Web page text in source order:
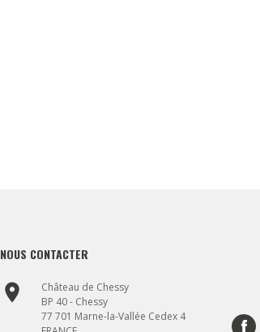
NOUS CONTACTER
place
Château de Chessy
BP 40 - Chessy
77 701 Marne-la-Vallée Cedex 4